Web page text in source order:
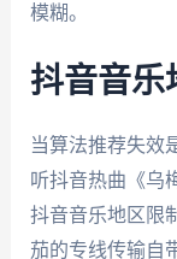
模糊。
抖音音乐
当算法推荐失效
听抖音热曲《乌
抖音音乐地区限
茄的专线传输自